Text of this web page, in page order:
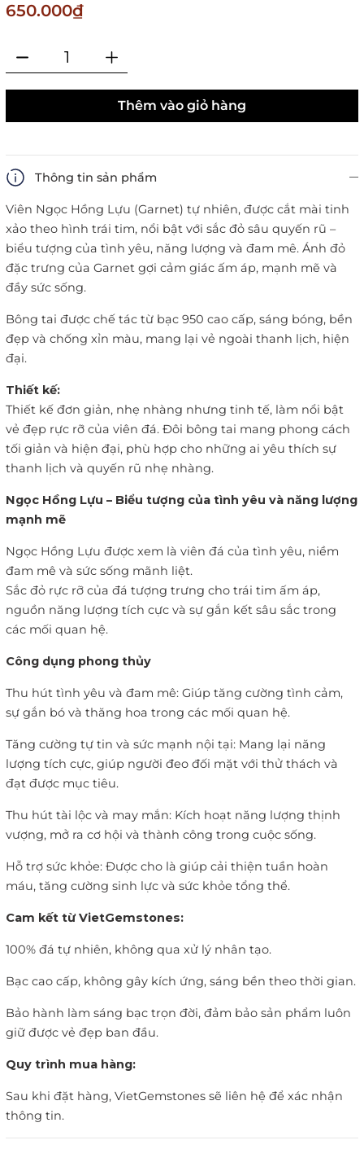
650.000₫
Thêm vào giỏ hàng
Thông tin sản phẩm
Viên Ngọc Hồng Lựu (Garnet) tự nhiên, được cắt mài tinh
xảo theo hình trái tim, nổi bật với sắc đỏ sâu quyến rũ –
biểu tượng của tình yêu, năng lượng và đam mê. Ánh đỏ
đặc trưng của Garnet gợi cảm giác ấm áp, mạnh mẽ và
đầy sức sống.
Bông tai được chế tác từ bạc 950 cao cấp, sáng bóng, bền
đẹp và chống xỉn màu, mang lại vẻ ngoài thanh lịch, hiện
đại.
Thiết kế:
Thiết kế đơn giản, nhẹ nhàng nhưng tinh tế, làm nổi bật
vẻ đẹp rực rỡ của viên đá. Đôi bông tai mang phong cách
tối giản và hiện đại, phù hợp cho những ai yêu thích sự
thanh lịch và quyến rũ nhẹ nhàng.
Ngọc Hồng Lựu – Biểu tượng của tình yêu và năng lượng
mạnh mẽ
Ngọc Hồng Lựu được xem là viên đá của tình yêu, niềm
đam mê và sức sống mãnh liệt.
Sắc đỏ rực rỡ của đá tượng trưng cho trái tim ấm áp,
nguồn năng lượng tích cực và sự gắn kết sâu sắc trong
các mối quan hệ.
Công dụng phong thủy
Thu hút tình yêu và đam mê: Giúp tăng cường tình cảm,
sự gắn bó và thăng hoa trong các mối quan hệ.
Tăng cường tự tin và sức mạnh nội tại: Mang lại năng
lượng tích cực, giúp người đeo đối mặt với thử thách và
đạt được mục tiêu.
Thu hút tài lộc và may mắn: Kích hoạt năng lượng thịnh
vượng, mở ra cơ hội và thành công trong cuộc sống.
Hỗ trợ sức khỏe: Được cho là giúp cải thiện tuần hoàn
máu, tăng cường sinh lực và sức khỏe tổng thể.
Cam kết từ VietGemstones:
100% đá tự nhiên, không qua xử lý nhân tạo.
Bạc cao cấp, không gây kích ứng, sáng bền theo thời gian.
Bảo hành làm sáng bạc trọn đời, đảm bảo sản phẩm luôn
giữ được vẻ đẹp ban đầu.
Quy trình mua hàng:
Sau khi đặt hàng, VietGemstones sẽ liên hệ để xác nhận
thông tin.